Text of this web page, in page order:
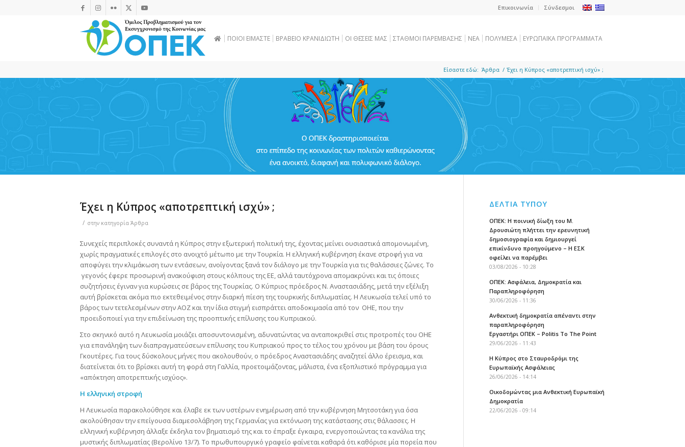
Επικοινωνία Σύνδεσμοι
ΠΟΙΟΙ ΕΙΜΑΣΤΕ ΒΡΑΒΕΙΟ ΚΡΑΝΙΔΙΩΤΗ OI ΘΕΣΕΙΣ ΜΑΣ ΣΤΑΘΜΟΙ ΠΑΡΕΜΒΑΣΗΣ NEA ΠΟΛΥΜΕΣΑ ΕΥΡΩΠΑΪΚΑ ΠΡΟΓΡΑΜΜΑΤΑ
Είσαστε εδώ: Άρθρα / Έχει η Κύπρος «αποτρεπτική ισχύ» ;
Έχει η Κύπρος «αποτρεπτική ισχύ» ;
/ στην κατηγορία Άρθρα
Συνεχείς περιπλοκές συναντά η Κύπρος στην εξωτερική πολιτική της, έχοντας μείνει ουσιαστικά απομονωμένη,
χωρίς πραγματικές επιλογές στο ανοιχτό μέτωπο με την Τουρκία. Η ελληνική κυβέρνηση έκανε στροφή για να
αποφύγει την κλιμάκωση των εντάσεων, ανοίγοντας ξανά τον διάλογο με την Τουρκία για τις θαλάσσιες ζώνες. Το
γεγονός έφερε προσωρινή ανακούφιση στους κόλπους της ΕΕ, αλλά ταυτόχρονα απομακρύνει και τις όποιες
συζητήσεις έγιναν για κυρώσεις σε βάρος της Τουρκίας. Ο Κύπριος πρόεδρος Ν. Αναστασιάδης, μετά την εξέλιξη
αυτή βρίσκεται ακόμα πιο εκτεθειμένος στην διαρκή πίεση της τουρκικής διπλωματίας. Η Λευκωσία τελεί υπό το
βάρος των τετελεσμένων στην ΑΟΖ και την ίδια στιγμή εισπράττει αποδοκιμασία από τον ΟΗΕ, που την
προειδοποιεί για την επιδείνωση της προοπτικής επίλυσης του Κυπριακού.
Στο σκηνικό αυτό η Λευκωσία μοιάζει αποσυντονισμένη, αδυνατώντας να ανταποκριθεί στις προτροπές του ΟΗΕ
για επανάληψη των διαπραγματεύσεων επίλυσης του Κυπριακού προς το τέλος του χρόνου με βάση του όρους
Γκουτέρες. Για τους δύσκολους μήνες που ακολουθούν, ο πρόεδρος Αναστασιάδης αναζητεί άλλο έρεισμα, και
διατείνεται ότι το βρίσκει αυτή τη φορά στη Γαλλία, προετοιμάζοντας, μάλιστα, ένα εξοπλιστικό πρόγραμμα για
«απόκτηση αποτρεπτικής ισχύος».
Η ελληνική στροφή
Η Λευκωσία παρακολούθησε και έλαβε εκ των υστέρων ενημέρωση από την κυβέρνηση Μητσοτάκη για όσα
ακολούθησαν την επείγουσα διαμεσολάβηση της Γερμανίας για εκτόνωση της κατάστασης στις θάλασσες. Η
ελληνική κυβέρνηση άλλαξε έκδηλα τον βηματισμό της και το έπραξε έγκαιρα, ενεργοποιώντας τα κανάλια της
μυστικής διπλωματίας (Βερολίνο 13/7). Το πρωθυπουργικό γραφείο φαίνεται καθαρά ότι καθόρισε μία πορεία που
ΔΕΛΤΙΑ ΤΥΠΟΥ
ΟΠΕΚ: Η ποινική δίωξη του Μ.
Δρουσιώτη πλήττει την ερευνητική
δημοσιογραφία και δημιουργεί
επικίνδυνο προηγούμενο – Η ΕΣΚ
οφείλει να παρέμβει
03/08/2026 - 10:28
ΟΠΕΚ: Ασφάλεια, Δημοκρατία και
Παραπληροφόρηση
30/06/2026 - 11:36
Ανθεκτική δημοκρατία απέναντι στην
παραπληροφόρηση
Εργαστήρι ΟΠΕΚ – Politis To The Point
29/06/2026 - 11:43
Η Κύπρος στο Σταυροδρόμι της
Ευρωπαϊκής Ασφάλειας
26/06/2026 - 14:14
Οικοδομώντας μια Ανθεκτική Ευρωπαϊκή
Δημοκρατία
22/06/2026 - 09:14